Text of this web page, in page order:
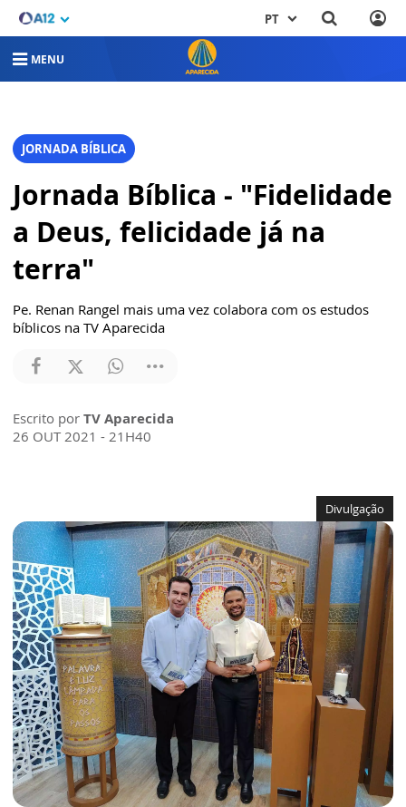
PT
MENU
JORNADA BÍBLICA
Jornada Bíblica - "Fidelidade
a Deus, felicidade já na
terra"
Pe. Renan Rangel mais uma vez colabora com os estudos
bíblicos na TV Aparecida
Escrito por TV Aparecida
26 OUT 2021 - 21H40
Divulgação